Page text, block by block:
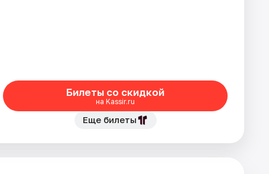
Билеты со скидкой
на Kassir.ru
Еще билеты